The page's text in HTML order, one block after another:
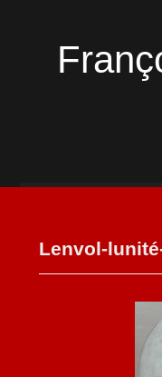
Lenvol-